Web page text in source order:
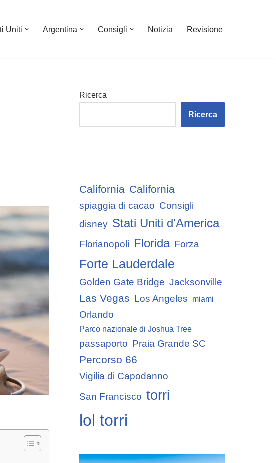
Uniti Argentina Consigli Notizia Revisione
Ricerca
Ricerca
California California
spiaggia di cacao Consigli
disney Stati Uniti d'America
Florianopoli Florida Forza
Forte Lauderdale
Golden Gate Bridge Jacksonville
Las Vegas Los Angeles miami
Orlando
Parco nazionale di Joshua Tree
passaporto Praia Grande SC
Percorso 66
Vigilia di Capodanno
San Francisco torri
lol torri